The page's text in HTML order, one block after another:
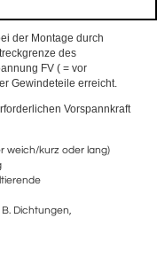
der Montage durch
des
FV ( = vor
Gewindeteile erreicht.
Vorspannkraft
weich/kurz oder lang)
Dichtungen,